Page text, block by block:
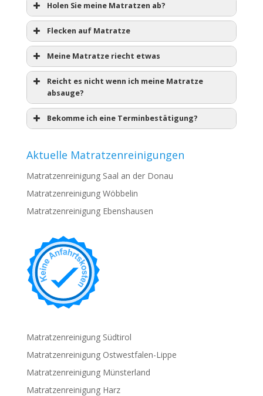
Holen Sie meine Matratzen ab?
Flecken auf Matratze
Meine Matratze riecht etwas
Reicht es nicht wenn ich meine Matratze
absauge?
Bekomme ich eine Terminbestätigung?
Aktuelle Matratzenreinigungen
Matratzenreinigung Saal an der Donau
Matratzenreinigung Wöbbelin
Matratzenreinigung Ebenshausen
Matratzenreinigung Südtirol
Matratzenreinigung Ostwestfalen-Lippe
Matratzenreinigung Münsterland
Matratzenreinigung Harz